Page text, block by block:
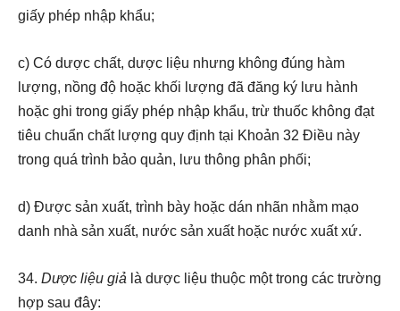
giấy phép nhập khẩu;
c) Có dược chất, dược liệu nhưng không đúng hàm
lượng, nồng độ hoặc khối lượng đã đăng ký lưu hành
hoặc ghi trong giấy phép nhập khẩu, trừ thuốc không đạt
tiêu chuẩn chất lượng quy định tại Khoản 32 Điều này
trong quá trình bảo quản, lưu thông phân phối;
d) Được sản xuất, trình bày hoặc dán nhãn nhằm mạo
danh nhà sản xuất, nước sản xuất hoặc nước xuất xứ.
34. Dược liệu giả là dược liệu thuộc một trong các trường
hợp sau đây: